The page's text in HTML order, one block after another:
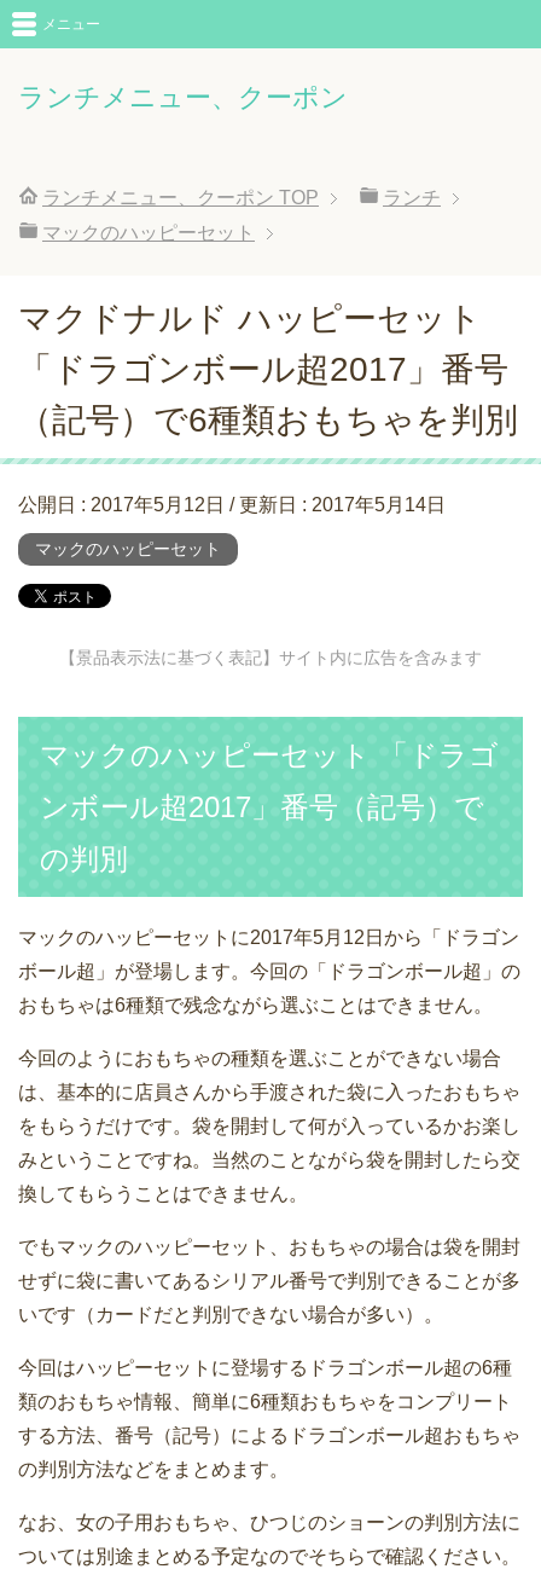
ランチメニュー、クーポン
メニュー
ランチメニュー、クーポン TOP
ランチ
マックのハッピーセット
マクドナルド ハッピーセット
「ドラゴンボール超2017」番号
（記号）で6種類おもちゃを判別
公開日 : 2017年5月12日 / 更新日 : 2017年5月14日
マックのハッピーセット
【景品表示法に基づく表記】サイト内に広告を含みます
マックのハッピーセット 「ドラゴ
ンボール超2017」番号（記号）で
の判別
マックのハッピーセットに2017年5月12日から「ドラゴン
ボール超」が登場します。今回の「ドラゴンボール超」の
おもちゃは6種類で残念ながら選ぶことはできません。
今回のようにおもちゃの種類を選ぶことができない場合
は、基本的に店員さんから手渡された袋に入ったおもちゃ
をもらうだけです。袋を開封して何が入っているかお楽し
みということですね。当然のことながら袋を開封したら交
換してもらうことはできません。
でもマックのハッピーセット、おもちゃの場合は袋を開封
せずに袋に書いてあるシリアル番号で判別できることが多
いです（カードだと判別できない場合が多い）。
今回はハッピーセットに登場するドラゴンボール超の6種
類のおもちゃ情報、簡単に6種類おもちゃをコンプリート
する方法、番号（記号）によるドラゴンボール超おもちゃ
の判別方法などをまとめます。
なお、女の子用おもちゃ、ひつじのショーンの判別方法に
ついては別途まとめる予定なのでそちらで確認ください。